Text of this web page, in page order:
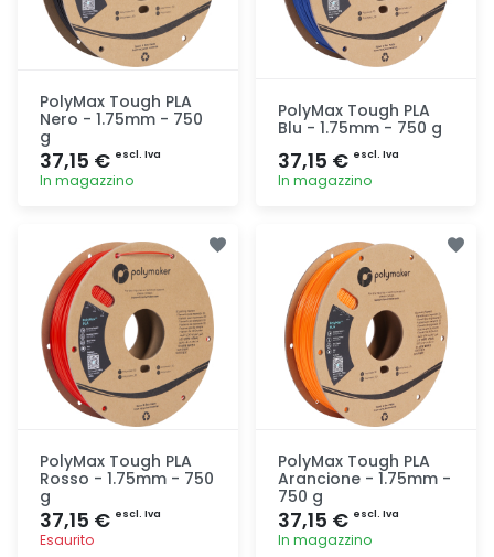
PolyMax Tough PLA
Nero - 1.75mm - 750
g
37,15 € escl. Iva
In magazzino
PolyMax Tough PLA
Blu - 1.75mm - 750 g
37,15 € escl. Iva
In magazzino
PolyMax Tough PLA
Rosso - 1.75mm - 750
g
37,15 € escl. Iva
Esaurito
PolyMax Tough PLA
Arancione - 1.75mm -
750 g
37,15 € escl. Iva
In magazzino